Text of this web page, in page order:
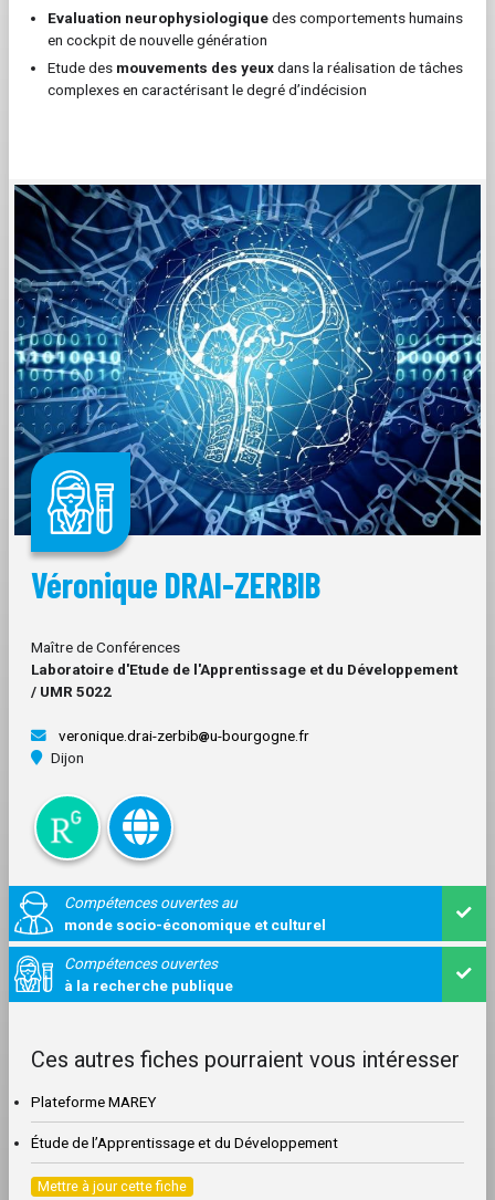
Evaluation neurophysiologiquedes comportements humains
en cockpit de nouvelle génération
Etude des mouvements des yeuxdans la réalisation de tâches
complexes en caractérisant le degré d’indécision
Véronique DRAI-ZERBIB
Maître de Conférences
Laboratoire d'Etude de l'Apprentissage et du Développement
/ UMR 5022
veronique.drai-zerbib
u-bourgogne.fr
Dijon
Compétences ouvertes au
monde socio-économique et culturel
Compétences ouvertes
à la recherche publique
Ces autres fiches pourraient vous intéresser
Plateforme MAREY
Étude de l’Apprentissage et du Développement
Mettre à jour cette fiche